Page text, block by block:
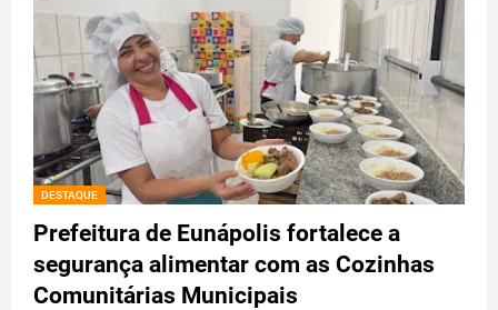
DESTAQUE
Prefeitura de Eunápolis fortalece a
segurança alimentar com as Cozinhas
Comunitárias Municipais